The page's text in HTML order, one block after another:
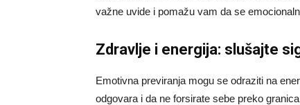
važne uvide i pomažu vam da se
Zdravlje i energija: slušajte
Emotivna previranja mogu se odraziti na
odgovara i da ne forsirate sebe preko